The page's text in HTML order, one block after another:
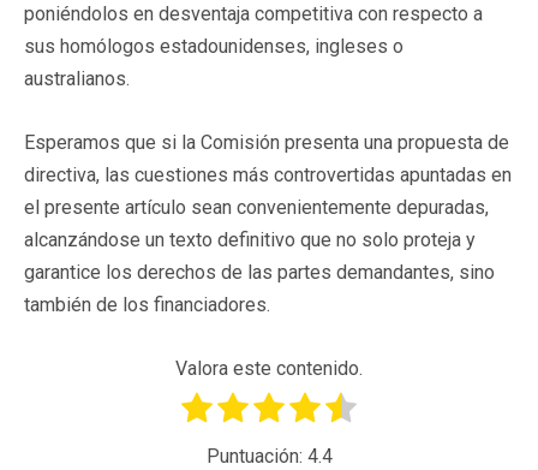
poniéndolos en desventaja competitiva con respecto a
sus homólogos estadounidenses, ingleses o
australianos.
Esperamos que si la Comisión presenta una propuesta de
directiva, las cuestiones más controvertidas apuntadas en
el presente artículo sean convenientemente depuradas,
alcanzándose un texto definitivo que no solo proteja y
garantice los derechos de las partes demandantes, sino
también de los financiadores.
Valora este contenido.
Puntuación: 4.4